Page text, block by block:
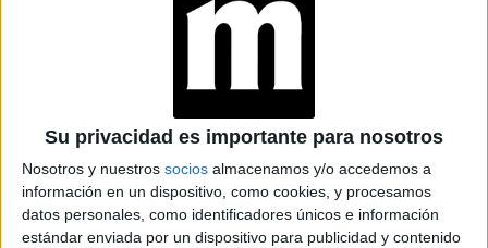
Su privacidad es importante para nosotros
Nosotros y nuestros socios almacenamos y/o accedemos a
información en un dispositivo, como cookies, y procesamos
datos personales, como identificadores únicos e información
estándar enviada por un dispositivo para publicidad y contenido
GALERÍA DE IMÁGENES